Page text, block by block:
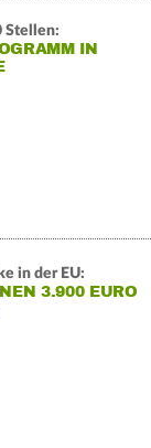
Stellen:
IN
in der EU:
3.900 EURO